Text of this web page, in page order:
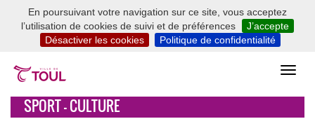
En poursuivant votre navigation sur ce site, vous acceptez
l’utilisation de cookies de suivi et de préférences
J’accepte
Désactiver les cookies
Politique de confidentialité
SPORT - CULTURE